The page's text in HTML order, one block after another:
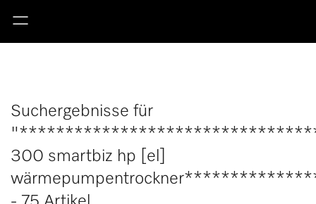
Suchergebnisse für
300 smartbiz hp [el]